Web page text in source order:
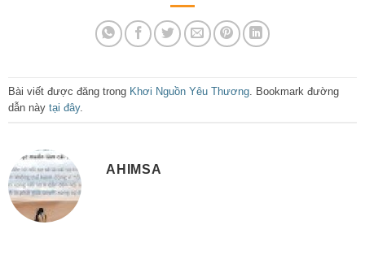
Bài viết được đăng trong Khơi Nguồn Yêu Thương . Bookmark đường
dẫn này tại đây.
AHIMSA